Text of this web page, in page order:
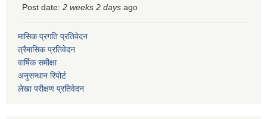
Post date: 2 weeks 2 days ago
मासिक प्रगति प्रतिवेदन
त्रैमासिक प्रतिवेदन
वार्षिक समीक्षा
अनुसन्धान रिपोर्ट
लेखा परीक्षण प्रतिवेदन